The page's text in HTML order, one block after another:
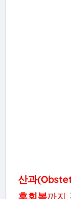
산과
후회복까지